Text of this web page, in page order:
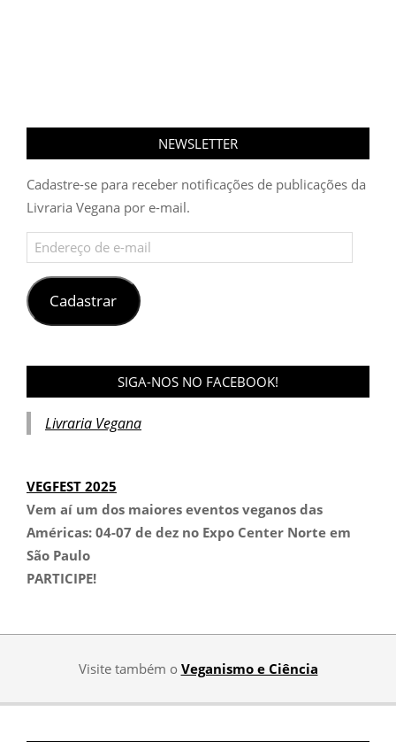
NEWSLETTER
Cadastre-se para receber notificações de publicações da
Livraria Vegana por e-mail.
Endereço
de
e-
mailCadastrar
SIGA-NOS NO FACEBOOK!
Livraria Vegana
VEGFEST 2025
Vem aí um dos maiores eventos veganos das
Américas: 04-07 de dez no Expo Center Norte em
São Paulo
PARTICIPE!
Visite também o Veganismo e Ciência